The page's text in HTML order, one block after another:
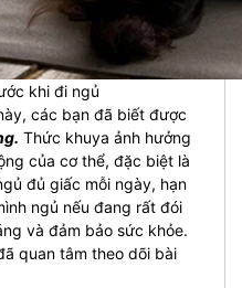
khi đi ngủ
các bạn đã biết được
Thức khuya ảnh hưởng
của cơ thể, đặc biệt là
đủ giấc mỗi ngày, hạn
ngủ nếu đang rất đói
và đảm bảo sức khỏe.
quan tâm theo dõi bài